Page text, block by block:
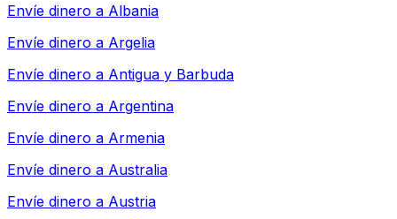
Envíe dinero a Albania
Envíe dinero a Argelia
Envíe dinero a Antigua y Barbuda
Envíe dinero a Argentina
Envíe dinero a Armenia
Envíe dinero a Australia
Envíe dinero a Austria